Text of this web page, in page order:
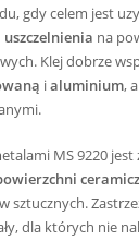
gdy celem jest
uszczelnienia na
Klej dobrze
ialuminium,
MS 9220
sztucznych.
dla których nie